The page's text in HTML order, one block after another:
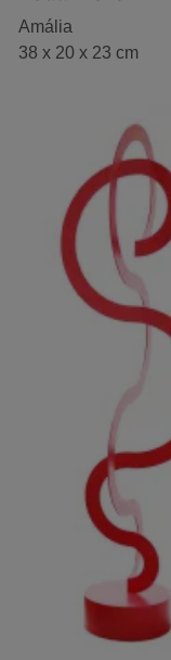
Amália
38 x 20 x 23 cm